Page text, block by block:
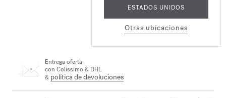
ESTADOS UNIDOS
Otras ubicaciones
Entrega oferta
con Colissimo & DHL
& política de devoluciones